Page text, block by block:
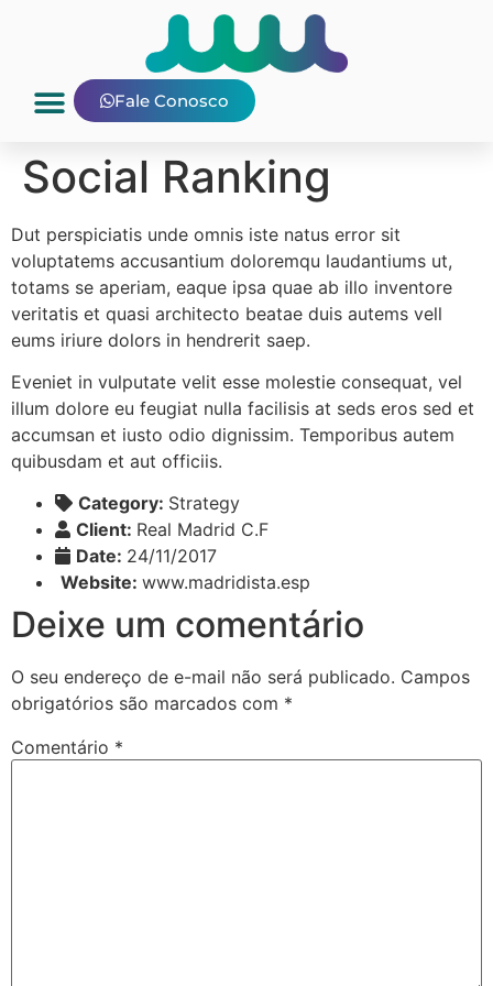
Fale Conosco
Social Ranking
Dut perspiciatis unde omnis iste natus error sit
voluptatems accusantium doloremqu laudantiums ut,
totams se aperiam, eaque ipsa quae ab illo inventore
veritatis et quasi architecto beatae duis autems vell
eums iriure dolors in hendrerit saep.
Eveniet in vulputate velit esse molestie consequat, vel
illum dolore eu feugiat nulla facilisis at seds eros sed et
accumsan et iusto odio dignissim. Temporibus autem
quibusdam et aut officiis.
Category: Strategy
Client: Real Madrid C.F
Date: 24/11/2017
Website: www.madridista.esp
Deixe um comentário
O seu endereço de e-mail não será publicado. Campos
obrigatórios são marcados com *
Comentário *